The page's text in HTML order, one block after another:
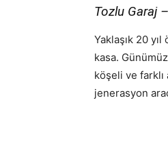
Tozlu Garaj
Yaklaşık 20
kasa.
köşeli ve farklı
jenerasyon